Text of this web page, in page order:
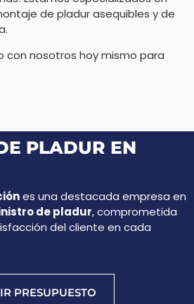
de pladur asequibles y de
con nosotros hoy mismo para
PLADUR EN
es una destacada empresa en
de pladur, comprometida
del cliente en cada
PRESUPUESTO